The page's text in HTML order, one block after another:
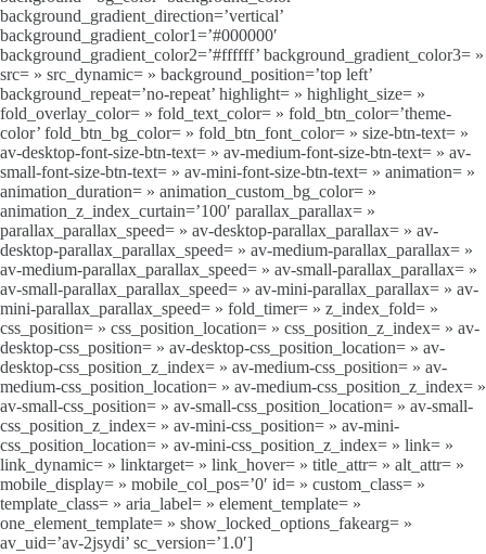
background_gradient_direction=’vertical’
background_gradient_color1=’#000000′
background_gradient_color2=’#ffffff’ background_gradient_color3= »
src= » src_dynamic= » background_position=’top left’
background_repeat=’no-repeat’ highlight= » highlight_size= »
fold_overlay_color= » fold_text_color= » fold_btn_color=’theme-
color’ fold_btn_bg_color= » fold_btn_font_color= » size-btn-text= »
av-desktop-font-size-btn-text= » av-medium-font-size-btn-text= » av-
small-font-size-btn-text= » av-mini-font-size-btn-text= » animation= »
animation_duration= » animation_custom_bg_color= »
animation_z_index_curtain=’100′ parallax_parallax= »
parallax_parallax_speed= » av-desktop-parallax_parallax= » av-
desktop-parallax_parallax_speed= » av-medium-parallax_parallax= »
av-medium-parallax_parallax_speed= » av-small-parallax_parallax= »
av-small-parallax_parallax_speed= » av-mini-parallax_parallax= » av-
mini-parallax_parallax_speed= » fold_timer= » z_index_fold= »
css_position= » css_position_location= » css_position_z_index= » av-
desktop-css_position= » av-desktop-css_position_location= » av-
desktop-css_position_z_index= » av-medium-css_position= » av-
medium-css_position_location= » av-medium-css_position_z_index= »
av-small-css_position= » av-small-css_position_location= » av-small-
css_position_z_index= » av-mini-css_position= » av-mini-
css_position_location= » av-mini-css_position_z_index= » link= »
link_dynamic= » linktarget= » link_hover= » title_attr= » alt_attr= »
mobile_display= » mobile_col_pos=’0′ id= » custom_class= »
template_class= » aria_label= » element_template= »
one_element_template= » show_locked_options_fakearg= »
av_uid=’av-2jsydi’ sc_version=’1.0′]